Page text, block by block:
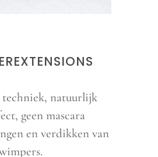
natuurlijk
geen mascara
en verdikken van